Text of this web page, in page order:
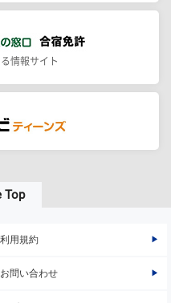
情報サイト
Top
利用規約
お問い合わせ